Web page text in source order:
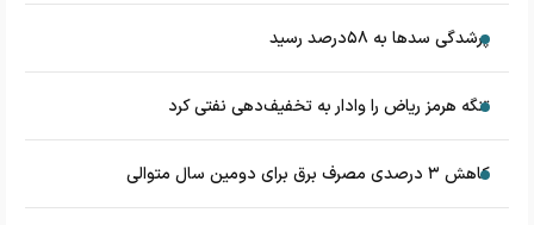
پرشدگی سدها به ۵۸درصد رسید
تنگه هرمز ریاض را وادار به تخفیف‌دهی نفتی کرد
کاهش ۳ درصدی مصرف برق برای دومین سال متوالی